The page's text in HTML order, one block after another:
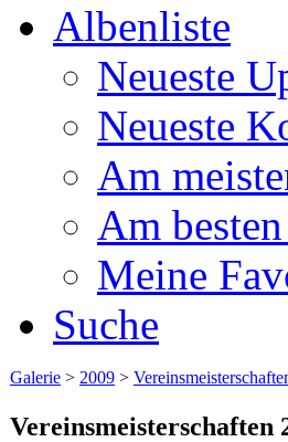
Albenliste
Neueste
Neueste
Am
Am
Meine
Suche
Galerie > 2009 >
Vereinsmeisterschaften